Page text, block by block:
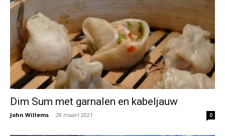
Dim Sum met garnalen en kabeljauw
John Willems - 28 maart 2021 0